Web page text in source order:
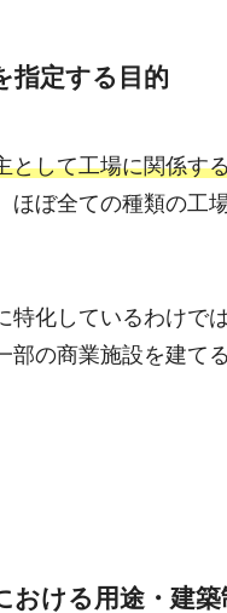
指定する目的
として工場に関係す
ほぼ全ての種類の工
特化しているわけで
部の商業施設を建て
おける用途・建築